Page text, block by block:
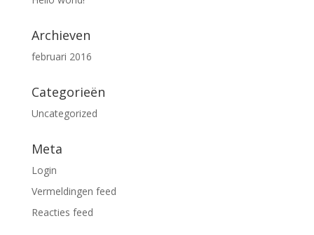
Archieven
februari 2016
Categorieën
Uncategorized
Meta
Login
Vermeldingen feed
Reacties feed